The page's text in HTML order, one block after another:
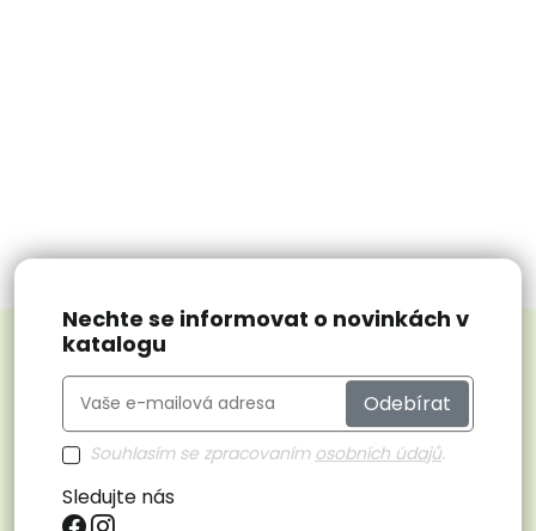
Nechte se informovat o novinkách v
katalogu
Odebírat
Souhlasím se zpracovaním osobních údajů.
Sledujte nás